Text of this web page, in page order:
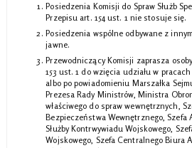
Posiedzenia Komisji do Spraw Służb
Przepisu art. 154 ust. 1 nie stosuje się.
Posiedzenia wspólne odbywane z
jawne.
Przewodniczący Komisji zaprasza
153 ust. 1 do wzięcia udziału w
albo po powiadomieniu Marszałka
Prezesa Rady Ministrów, Ministra
właściwego do spraw wewnętrznych,
Bezpieczeństwa Wewnętrznego, Szefa
Służby Kontrwywiadu Wojskowego,
Wojskowego, Szefa Centralnego Biura